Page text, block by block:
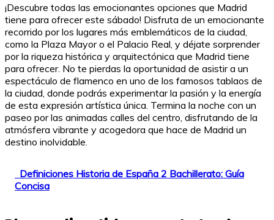
¡Descubre todas las emocionantes opciones que Madrid
tiene para ofrecer este sábado! Disfruta de un emocionante
recorrido por los lugares más emblemáticos de la ciudad,
como la Plaza Mayor o el Palacio Real, y déjate sorprender
por la riqueza histórica y arquitectónica que Madrid tiene
para ofrecer. No te pierdas la oportunidad de asistir a un
espectáculo de flamenco en uno de los famosos tablaos de
la ciudad, donde podrás experimentar la pasión y la energía
de esta expresión artística única. Termina la noche con un
paseo por las animadas calles del centro, disfrutando de la
atmósfera vibrante y acogedora que hace de Madrid un
destino inolvidable.
Definiciones Historia de España 2 Bachillerato: Guía
Concisa